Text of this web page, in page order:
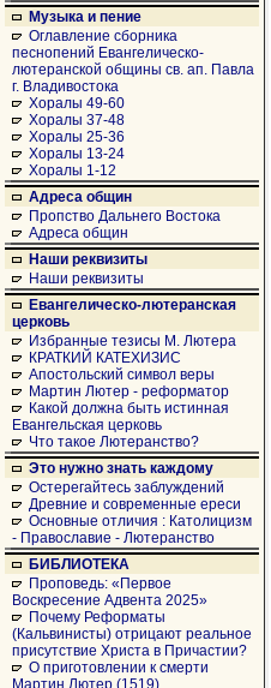
Музыка и пение
Оглавление сборника
песнопений Евангелическо-
лютеранской общины св. ап. Павла
г. Владивостока
Хоралы 49-60
Хоралы 37-48
Хоралы 25-36
Хоралы 13-24
Хоралы 1-12
Адреса общин
Пропство Дальнего Востока
Адреса общин
Наши реквизиты
Наши реквизиты
Евангелическо-лютеранская
церковь
Избранные тезисы М. Лютера
КРАТКИЙ КАТЕХИЗИС
Апостольский символ веры
Мартин Лютер - реформатор
Какой должна быть истинная
Евангельская церковь
Что такое Лютеранство?
Это нужно знать каждому
Остерегайтесь заблуждений
Древние и современные ереси
Основные отличия : Католицизм
- Православие - Лютеранство
БИБЛИОТЕКА
Проповедь: «Первое
Воскресение Адвента 2025»
Почему Реформаты
(Кальвинисты) отрицают реальное
присутствие Христа в Причастии?
О приготовлении к смерти
Мартин Лютер (1519)